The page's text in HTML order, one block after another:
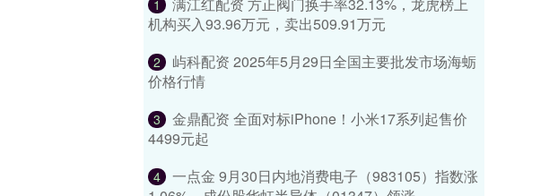
1
满江红配资 方正阀门换手率32.13%，龙虎榜上
机构买入93.96万元，卖出509.91万元
2
屿科配资 2025年5月29日全国主要批发市场海蛎
价格行情
3
金鼎配资 ​​全面对标iPhone！小米17系列起售价
4499元起
4
一点金 9月30日内地消费电子（983105）指数涨